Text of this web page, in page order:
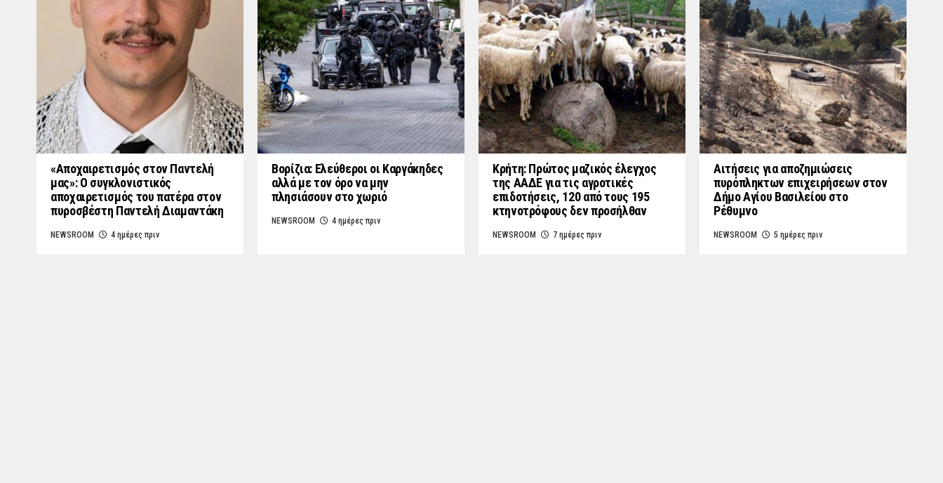
«Aποχαιρετισμός στον Παντελή
μας»: Ο συγκλονιστικός
αποχαιρετισμός του πατέρα στον
πυροσβέστη Παντελή Διαμαντάκη
NEWSROOM 4 ημέρες πριν
Βορίζια: Ελεύθεροι οι Καργάκηδες
αλλά με τον όρο να μην
πλησιάσουν στο χωριό
NEWSROOM 4 ημέρες πριν
Κρήτη: Πρώτος μαζικός έλεγχος
της ΑΑΔΕ για τις αγροτικές
επιδοτήσεις, 120 από τους 195
κτηνοτρόφους δεν προσήλθαν
NEWSROOM 7 ημέρες πριν
Αιτήσεις για αποζημιώσεις
πυρόπληκτων επιχειρήσεων στον
Δήμο Αγίου Βασιλείου στο
Ρέθυμνο
NEWSROOM 5 ημέρες πριν